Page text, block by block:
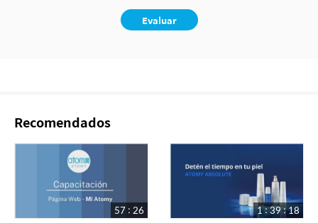
Evaluar
Recomendados
57 : 26 1 : 39 : 18